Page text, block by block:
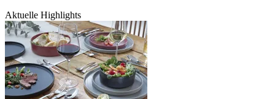
Aktuelle Highlights